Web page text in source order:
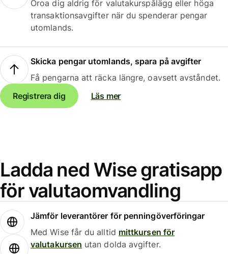
Oroa dig aldrig för valutakurspålägg eller höga
transaktionsavgifter när du spenderar pengar
utomlands.
Skicka pengar utomlands, spara på avgifter
Få pengarna att räcka längre, oavsett avståndet.
Registrera dig
Läs mer
Ladda ned Wise gratisapp
för valutaomvandling
Jämför leverantörer för penningöverföringar
Med Wise får du alltid mittkursen för
valutakursen utan dolda avgifter.